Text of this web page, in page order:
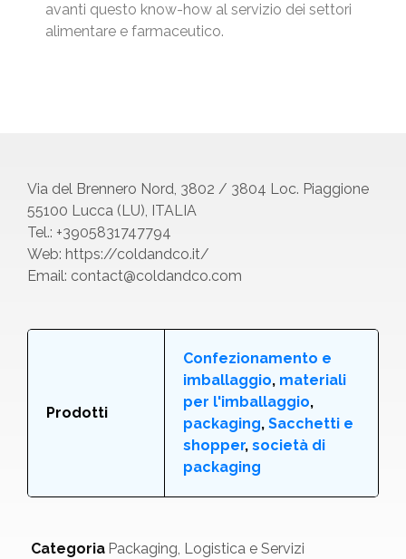
avanti questo know-how al servizio dei settori
alimentare e farmaceutico.
Via del Brennero Nord, 3802 / 3804 Loc. Piaggione
55100 Lucca (LU), ITALIA
Tel.: +3905831747794
Web: https://coldandco.it/
Email: contact@coldandco.com
Prodotti
Confezionamento e
imballaggio, materiali
per l'imballaggio,
packaging, Sacchetti e
shopper, società di
packaging
Categoria Packaging, Logistica e Servizi